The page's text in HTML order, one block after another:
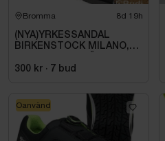
Bromma 8d 19h
(NYA)YRKESSANDAL
BIRKENSTOCK MILANO,
SVART. STL 42
300 kr · 7 bud
Oanvänd